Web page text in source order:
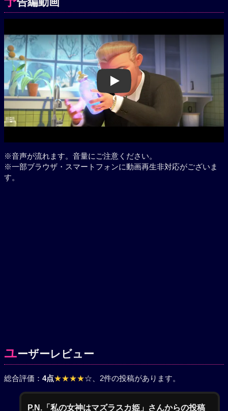
Play
※音声が流れます。音量にご注意ください。
※一部ブラウザ・スマートフォンに動画再生非対応がございま
す。
ユーザーレビュー
総合評価： 4点★★★★☆ 、2件の投稿があります。
P.N.「私の女神はマズラスカ姫」さんからの投稿